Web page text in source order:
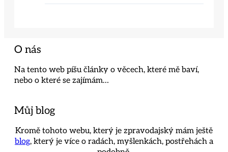
O nás
Na tento web píšu články o věcech, které mě baví,
nebo o které se zajímám…
Můj blog
Kromě tohoto webu, který je zpravodajský mám ještě
blog, který je více o radách, myšlenkách, postřehách a